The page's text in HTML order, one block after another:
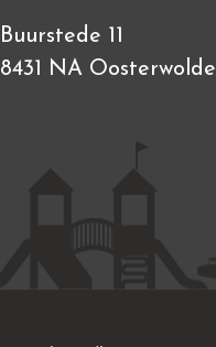
Buurstede 11
8431 NA Oosterwolde